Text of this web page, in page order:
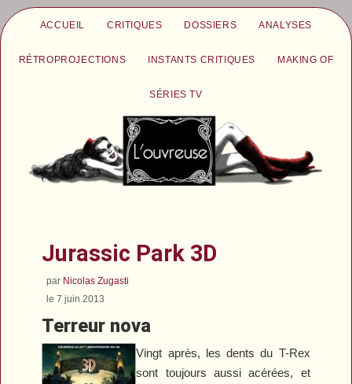
ACCUEIL CRITIQUES DOSSIERS ANALYSES
RÉTROPROJECTIONS INSTANTS CRITIQUES MAKING OF
SÉRIES TV
Jurassic Park 3D
par Nicolas Zugasti
le 7 juin 2013
Terreur nova
Vingt après, les dents du T-Rex
sont toujours aussi acérées, et